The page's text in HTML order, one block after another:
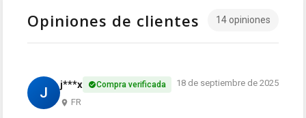
Opiniones de clientes 14 opiniones
J j***x Compra verificada
FR
18 de septiembre de 2025